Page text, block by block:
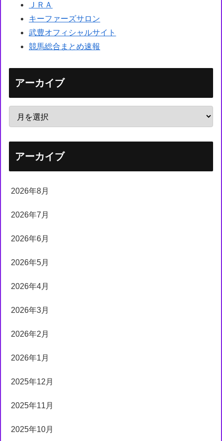
ＪＲＡ
キーファーズサロン
武豊オフィシャルサイト
競馬総合まとめ速報
アーカイブ
アーカイブ
2026年8月
2026年7月
2026年6月
2026年5月
2026年4月
2026年3月
2026年2月
2026年1月
2025年12月
2025年11月
2025年10月